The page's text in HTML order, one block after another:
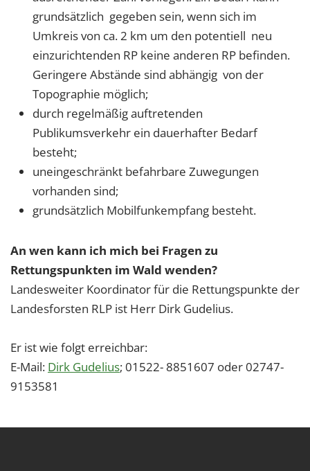
grundsätzlich gegeben sein, wenn sich im
Umkreis von ca. 2 km um den potentiell neu
einzurichtenden RP keine anderen RP befinden.
Geringere Abstände sind abhängig von der
Topographie möglich;
durch regelmäßig auftretenden
Publikumsverkehr ein dauerhafter Bedarf
besteht;
uneingeschränkt befahrbare Zuwegungen
vorhanden sind;
grundsätzlich Mobilfunkempfang besteht.
An wen kann ich mich bei Fragen zu
Rettungspunkten im Wald wenden?
Landesweiter Koordinator für die Rettungspunkte der
Landesforsten RLP ist Herr Dirk Gudelius.
Er ist wie folgt erreichbar:
E-Mail: Dirk Gudelius; 01522- 8851607 oder 02747-
9153581